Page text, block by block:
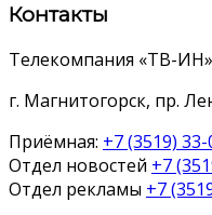
Контакты
Телекомпания «ТВ-ИН»
г. Магнитогорск, пр.
Приёмная: +7 (3519) 33-
Отдел новостей +7
Отдел рекламы +7